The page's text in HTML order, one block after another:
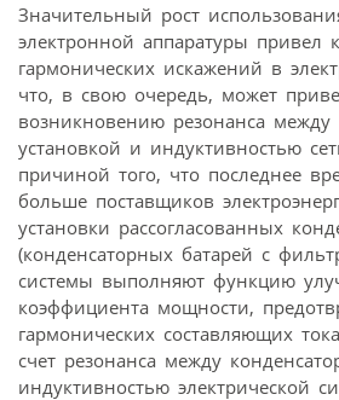
Значительный рост
электронной аппаратуры привел
гармонических искажений в
что, в свою очередь, может
возникновению резонанса между
установкой и индуктивностью
причиной того, что последнее
больше поставщиков
установки рассогласованных
(конденсаторных батарей с
системы выполняют функцию
коэффициента мощности,
гармонических составляющих
счет резонанса между
индуктивностью электрической